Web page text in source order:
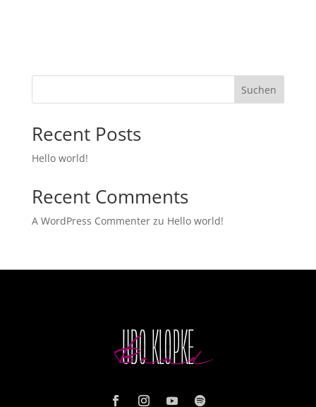
i
e
Suchen
Recent Posts
Hello world!
Recent Comments
A WordPress Commenterzu Hello world!